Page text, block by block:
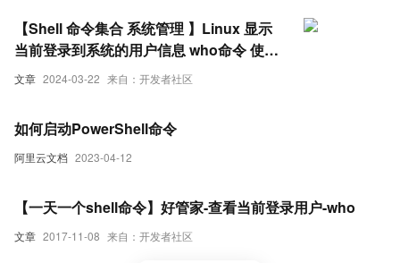
文章 2024-03-22 来自：开发者社区
【Shell 命令集合 系统管理 】Linux 显示
当前登录到系统的用户信息 who命令 使用
指南
阿里云文档 2023-04-12
如何启动PowerShell命令
文章 2017-11-08 来自：开发者社区
【一天一个shell命令】好管家-查看当前登录用户-who